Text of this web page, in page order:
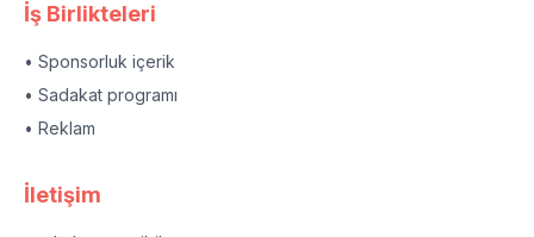
İş Birlikteleri
• Sponsorluk içerik
• Sadakat programı
• Reklam
İletişim